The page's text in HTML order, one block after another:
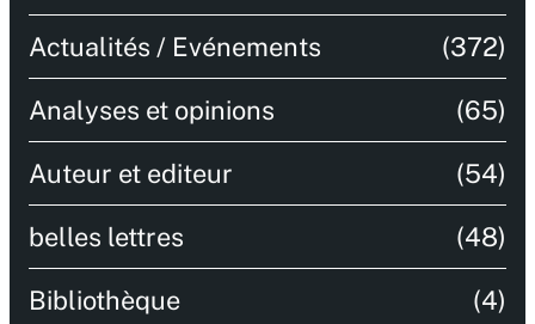
Actualités / Evénements (372)
Analyses et opinions (65)
Auteur et editeur (54)
belles lettres (48)
Bibliothèque (4)